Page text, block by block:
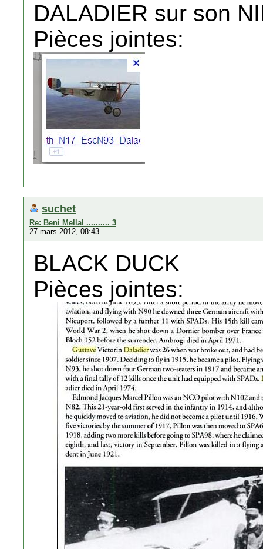
DALADIER sur son
Pièces jointes:
suchet
Re: Beni Mellal .......... 3
27 mars 2012, 08:43
BLACK DUCK
Pièces jointes: